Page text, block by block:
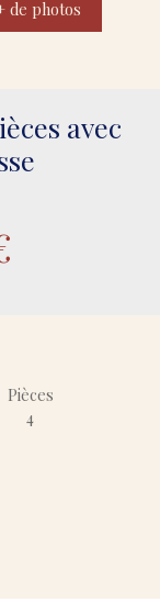
de photos
avec
Pièces
4